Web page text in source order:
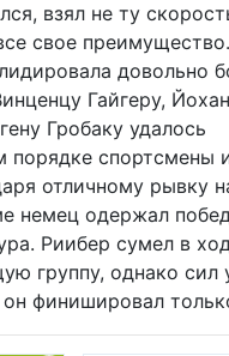
взял не ту
свое преимущество.
довольно
Гайгеру,
Гробаку удалось
порядке спортсмены
отличному рывку
немец одержал
Риибер сумел в
группу, однако сил
он финишировал